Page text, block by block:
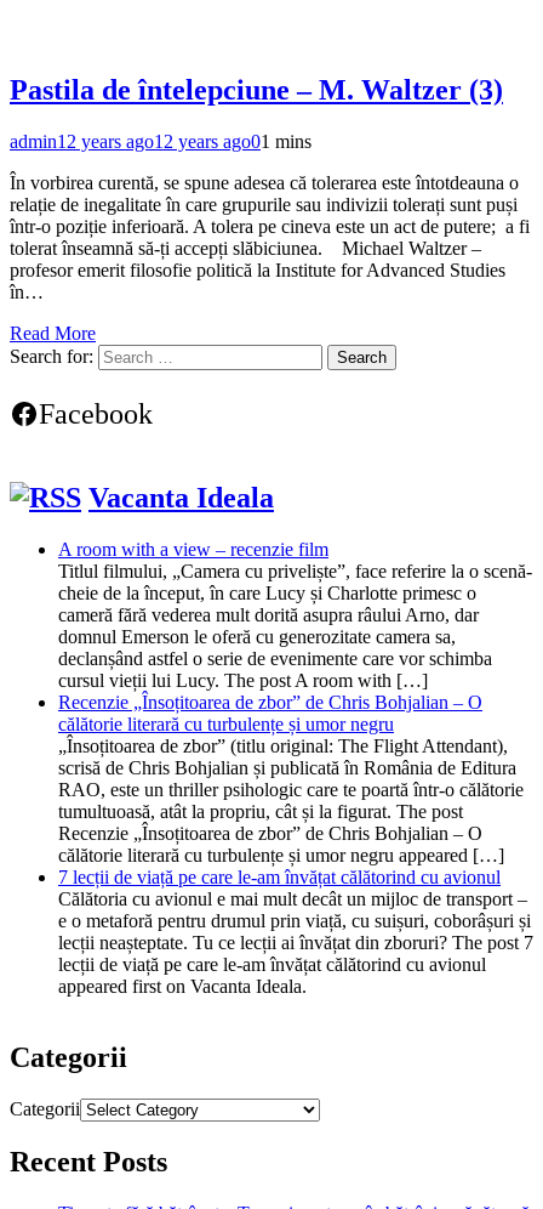
Pastila de întelepciune – M. Waltzer (3)
admin12 years ago12 years ago01 mins
În vorbirea curentă, se spune adesea că tolerarea este întotdeauna o
relație de inegalitate în care grupurile sau indivizii tolerați sunt puși
într-o poziție inferioară. A tolera pe cineva este un act de putere; a fi
tolerat înseamnă să-ți accepți slăbiciunea. Michael Waltzer –
profesor emerit filosofie politică la Institute for Advanced Studies
în…
Read More
Search for:
Facebook
Vacanta Ideala
A room with a view – recenzie film
Titlul filmului, „Camera cu priveliște”, face referire la o scenă-
cheie de la început, în care Lucy și Charlotte primesc o
cameră fără vederea mult dorită asupra râului Arno, dar
domnul Emerson le oferă cu generozitate camera sa,
declanșând astfel o serie de evenimente care vor schimba
cursul vieții lui Lucy. The post A room with […]
Recenzie „Însoțitoarea de zbor” de Chris Bohjalian – O
călătorie literară cu turbulențe și umor negru
„Însoțitoarea de zbor” (titlu original: The Flight Attendant),
scrisă de Chris Bohjalian și publicată în România de Editura
RAO, este un thriller psihologic care te poartă într-o călătorie
tumultuoasă, atât la propriu, cât și la figurat. The post
Recenzie „Însoțitoarea de zbor” de Chris Bohjalian – O
călătorie literară cu turbulențe și umor negru appeared […]
7 lecții de viață pe care le-am învățat călătorind cu avionul
Călătoria cu avionul e mai mult decât un mijloc de transport –
e o metaforă pentru drumul prin viață, cu suișuri, coborâșuri și
lecții neașteptate. Tu ce lecții ai învățat din zboruri? The post 7
lecții de viață pe care le-am învățat călătorind cu avionul
appeared first on Vacanta Ideala.
Categorii
Categorii
Recent Posts